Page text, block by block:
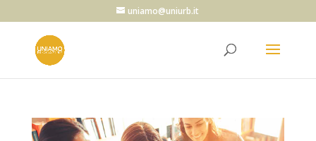
uniamo@uniurb.it